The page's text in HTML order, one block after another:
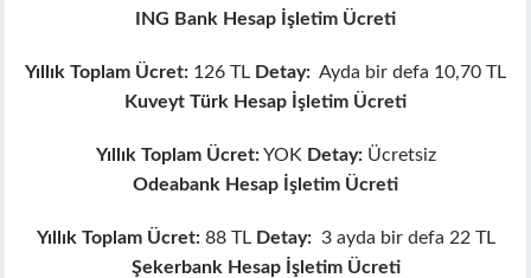
panel
panel
ING Bank Hesap İşletim Ücreti
Yıllık Toplam Ücret: 126 TL Detay: Ayda bir defa 10,70 TL
Kuveyt Türk Hesap İşletim Ücreti
Yıllık Toplam Ücret:YOK Detay:Ücretsiz
Odeabank Hesap İşletim Ücreti
Yıllık Toplam Ücret:88 TL Detay:3 ayda bir defa 22 TL
Şekerbank Hesap İşletim Ücreti